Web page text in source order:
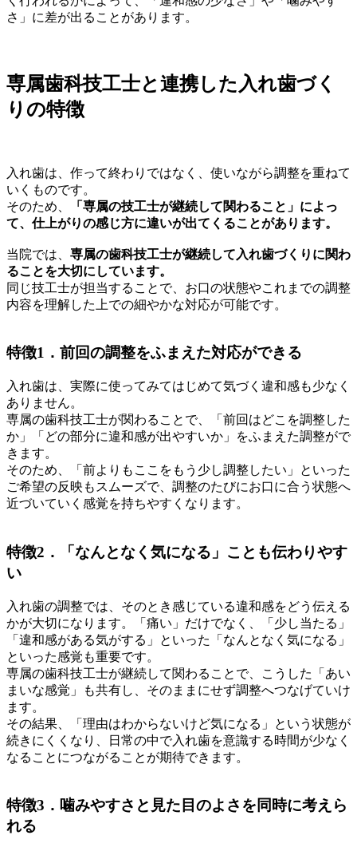
さ」に差が出ることがあります。
専属歯科技工士と連携した入れ歯づく
りの特徴
入れ歯は、作って終わりではなく、使いながら調整を重ねて
いくものです。
そのため、
「専属の技工士が継続して関わること」によっ
て、仕上がりの感じ方に違いが出てくることがあります。
当院では、 専属の歯科技工士が継続して入れ歯づくりに関わ
ることを大切にしています。
同じ技工士が担当することで、お口の状態やこれまでの調整
内容を理解した上での細やかな対応が可能です。
特徴1．前回の調整をふまえた対応ができる
入れ歯は、実際に使ってみてはじめて気づく違和感も少なく
ありません。
専属の歯科技工士が関わることで、「前回はどこを調整した
か」「どの部分に違和感が出やすいか」をふまえた調整がで
きます。
そのため、「前よりもここをもう少し調整したい」といった
ご希望の反映もスムーズで、調整のたびにお口に合う状態へ
近づいていく感覚を持ちやすくなります。
特徴2．「なんとなく気になる」ことも伝わりやす
い
入れ歯の調整では、そのとき感じている違和感をどう伝える
かが大切になります。「痛い」だけでなく、「少し当たる」
「違和感がある気がする」といった「なんとなく気になる」
といった感覚も重要です。
専属の歯科技工士が継続して関わることで、こうした「あい
まいな感覚」も共有し、そのままにせず調整へつなげていけ
ます。
その結果、「理由はわからないけど気になる」という状態が
続きにくくなり、日常の中で入れ歯を意識する時間が少なく
なることにつながることが期待できます。
特徴3．噛みやすさと見た目のよさを同時に考えら
れる